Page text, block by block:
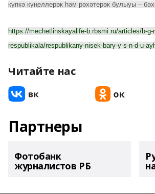
күпкә күңеллерәк һәм рәхәтерәк булыуы –
https://mechetlinskayalife-b.rbsmi.ru/articles/b-g-
respublikala/respublikany-nisek-bary-y-s-n-d-u-
Читайте нас
Партнеры
Фотобанк
журналистов РБ